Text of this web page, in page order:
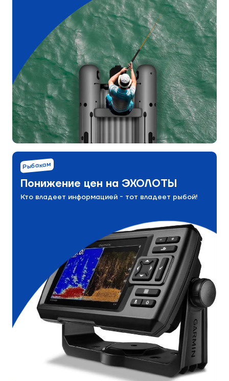
Рыбакам
Понижение цен на ЭХОЛОТЫ
Кто владеет информацией - тот владеет рыбой!